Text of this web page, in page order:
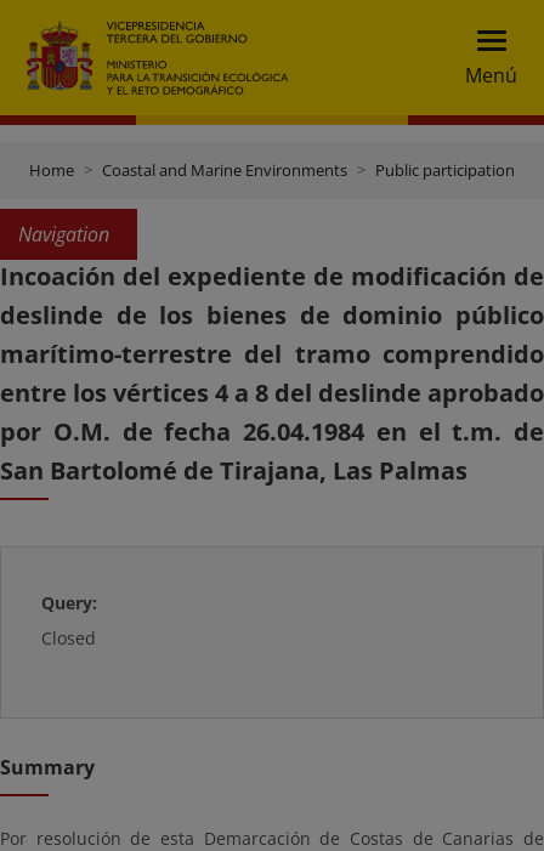
Menú
Home Coastal and Marine Environments Public participation
Navigation
Incoación del expediente de modificación de
deslinde de los bienes de dominio público
marítimo-terrestre del tramo comprendido
entre los vértices 4 a 8 del deslinde aprobado
por O.M. de fecha 26.04.1984 en el t.m. de
San Bartolomé de Tirajana, Las Palmas
Query:
Closed
Summary
Por resolución de esta Demarcación de Costas de Canarias de